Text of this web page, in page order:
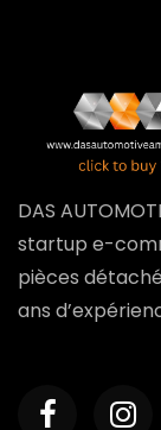
DAS
startup e-
pièces
ans